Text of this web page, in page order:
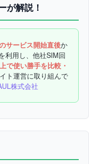
が解説！
サービス開始直後か
利用し、他社SIM回
で使い勝手を比較・
ト運営に取り組んで
株式会社